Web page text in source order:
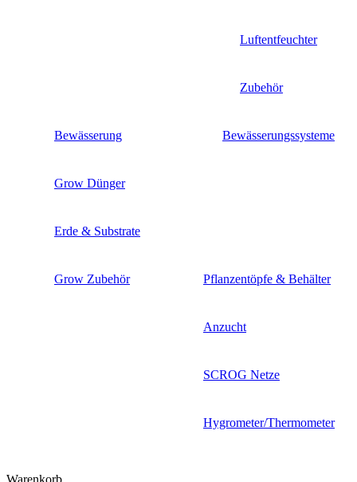
Luftentfeuchter
Zubehör
Bewässerung Bewässerungssysteme
Grow Dünger
Erde & Substrate
Grow Zubehör Pflanzentöpfe & Behälter
Anzucht
SCROG Netze
Hygrometer/Thermometer
Warenkorb